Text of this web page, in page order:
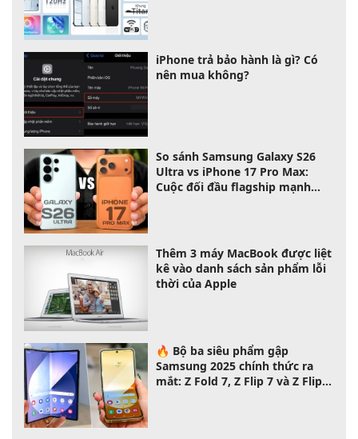
iPhone trả bảo hành là gì? Có
nên mua không?
So sánh Samsung Galaxy S26
Ultra vs iPhone 17 Pro Max:
Cuộc đối đầu flagship mạnh
Thêm 3 máy MacBook được liệt
kê vào danh sách sản phẩm lỗi
thời của Apple
🔥 Bộ ba siêu phẩm gập
Samsung 2025 chính thức ra
mắt: Z Fold 7, Z Flip 7 và Z Flip 7